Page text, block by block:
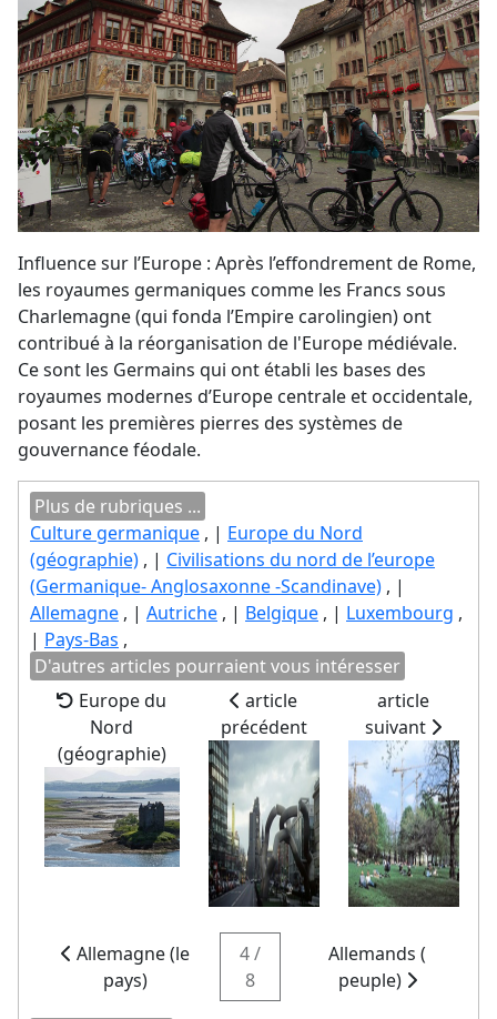
Influence sur l’Europe : Après l’effondrement de Rome,
les royaumes germaniques comme les Francs sous
Charlemagne (qui fonda l’Empire carolingien) ont
contribué à la réorganisation de l'Europe médiévale.
Ce sont les Germains qui ont établi les bases des
royaumes modernes d’Europe centrale et occidentale,
posant les premières pierres des systèmes de
gouvernance féodale.
Plus de rubriques ...
Culture germanique , | Europe du Nord
(géographie) , | Civilisations du nord de l’europe
(Germanique- Anglosaxonne -Scandinave) , |
Allemagne , | Autriche , | Belgique , | Luxembourg ,
| Pays-Bas ,
D'autres articles pourraient vous intéresser
Europe du
Nord
(géographie)
article
précédent
article
suivant
Allemagne (le
pays)
4 /
8
Allemands (
peuple)